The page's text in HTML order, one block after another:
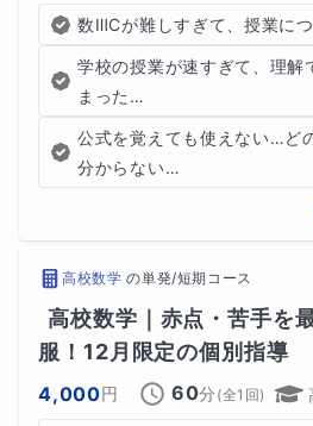
数ⅢCが難しすぎて、授業に
学校の授業が速すぎて、理解
まった…
公式を覚えても使えない…ど
分からない…
高校数学 の単発/短期コース
高校数学｜赤点・苦手を
服！12月限定の個別指導
4,000円 60分 (全1 回)